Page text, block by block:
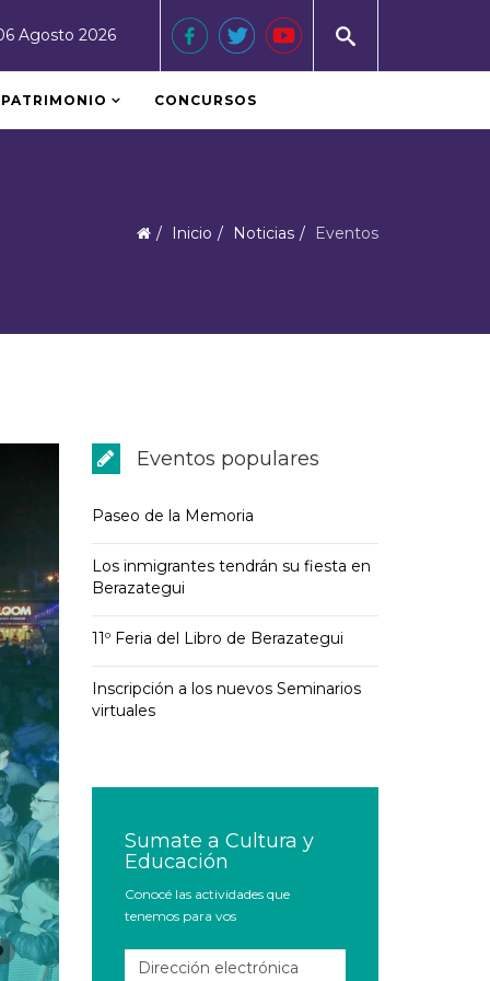
Agosto 2026
PATRIMONIO CONCURSOS
Inicio Noticias Eventos
Eventos populares
Paseo de la Memoria
Los inmigrantes tendrán su fiesta en
Berazategui
11º Feria del Libro de Berazategui
Inscripción a los nuevos Seminarios
virtuales
Sumate a Cultura y
Educación
Conocé las actividades que
tenemos para vos